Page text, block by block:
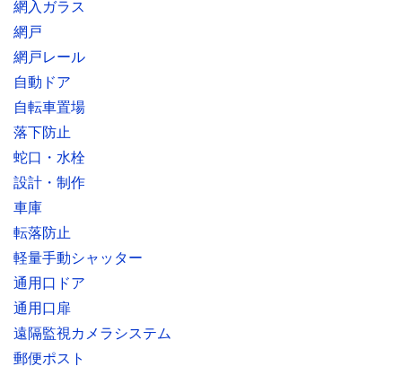
網入ガラス
網戸
網戸レール
自動ドア
自転車置場
落下防止
蛇口・水栓
設計・制作
車庫
転落防止
軽量手動シャッター
通用口ドア
通用口扉
遠隔監視カメラシステム
郵便ポスト